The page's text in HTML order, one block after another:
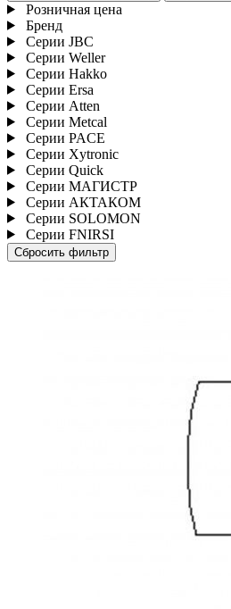
Розничная цена
Бренд
Серии JBC
Серии Weller
Серии Hakko
Серии Ersa
Серии Atten
Серии Metcal
Серии PACE
Серии Xytronic
Серии Quick
Серии МАГИСТР
Серии АКТАКОМ
Серии SOLOMON
Серии FNIRSI
Сбросить фильтр